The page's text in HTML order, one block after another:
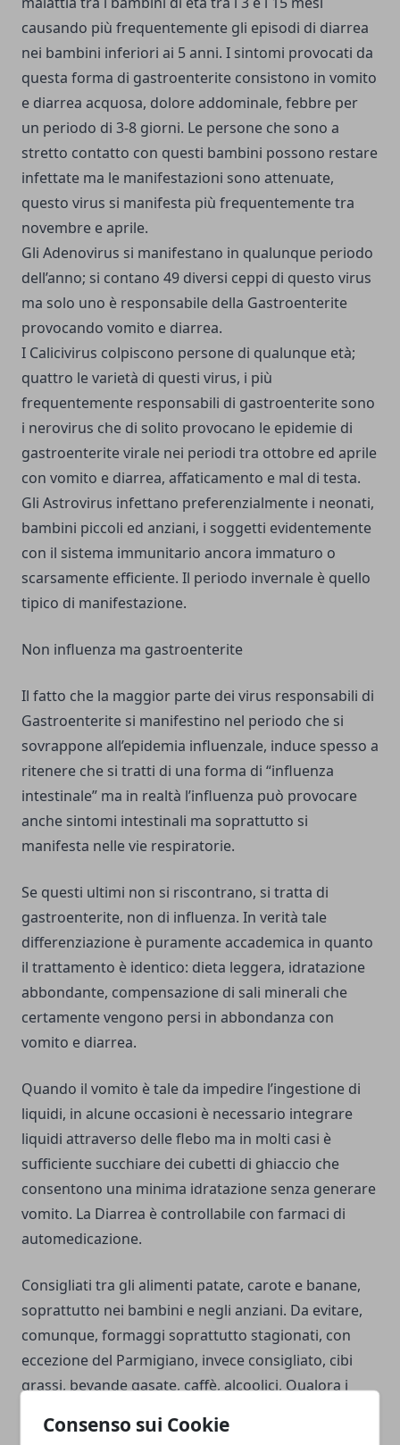
Consenso sui Cookie
causando più frequentemente gli episodi di diarrea
nei bambini inferiori ai 5 anni. I sintomi provocati da
questa forma di gastroenterite consistono in vomito
e diarrea acquosa, dolore addominale, febbre per
un periodo di 3-8 giorni. Le persone che sono a
stretto contatto con questi bambini possono restare
infettate ma le manifestazioni sono attenuate,
questo virus si manifesta più frequentemente tra
novembre e aprile.
Gli Adenovirus si manifestano in qualunque periodo
dell’anno; si contano 49 diversi ceppi di questo virus
ma solo uno è responsabile della Gastroenterite
provocando vomito e diarrea.
I Calicivirus colpiscono persone di qualunque età;
quattro le varietà di questi virus, i più
frequentemente responsabili di gastroenterite sono
i nerovirus che di solito provocano le epidemie di
gastroenterite virale nei periodi tra ottobre ed aprile
con vomito e diarrea, affaticamento e mal di testa.
Gli Astrovirus infettano preferenzialmente i neonati,
bambini piccoli ed anziani, i soggetti evidentemente
con il sistema immunitario ancora immaturo o
scarsamente efficiente. Il periodo invernale è quello
tipico di manifestazione.
Non influenza ma gastroenterite
Il fatto che la maggior parte dei virus responsabili di
Gastroenterite si manifestino nel periodo che si
sovrappone all’epidemia influenzale, induce spesso a
ritenere che si tratti di una forma di “influenza
intestinale” ma in realtà l’influenza può provocare
anche sintomi intestinali ma soprattutto si
manifesta nelle vie respiratorie.
Se questi ultimi non si riscontrano, si tratta di
gastroenterite, non di influenza. In verità tale
differenziazione è puramente accademica in quanto
il trattamento è identico: dieta leggera, idratazione
abbondante, compensazione di sali minerali che
certamente vengono persi in abbondanza con
vomito e diarrea.
Quando il vomito è tale da impedire l’ingestione di
liquidi, in alcune occasioni è necessario integrare
liquidi attraverso delle flebo ma in molti casi è
sufficiente succhiare dei cubetti di ghiaccio che
consentono una minima idratazione senza generare
vomito. La Diarrea è controllabile con farmaci di
automedicazione.
Consigliati tra gli alimenti patate, carote e banane,
soprattutto nei bambini e negli anziani. Da evitare,
comunque, formaggi soprattutto stagionati, con
eccezione del Parmigiano, invece consigliato, cibi
grassi, bevande gasate, caffè, alcoolici, Qualora i
e non accennassero a migliorare, è opportuno